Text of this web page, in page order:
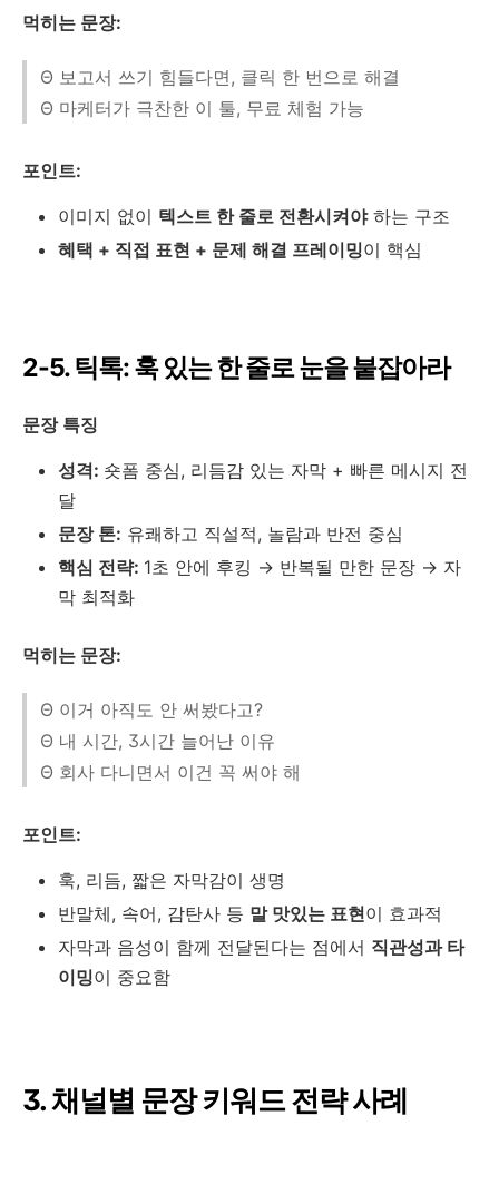
먹히는 문장:
Θ 보고서 쓰기 힘들다면, 클릭 한 번으로 해결
Θ 마케터가 극찬한 이 툴, 무료 체험 가능
포인트:
이미지 없이 텍스트 한 줄로 전환시켜야하는 구조
혜택 + 직접 표현 + 문제 해결 프레이밍이 핵심
2-5. 틱톡: 훅 있는 한 줄로 눈을 붙잡아라
문장 특징
성격: 숏폼 중심, 리듬감 있는 자막 + 빠른 메시지 전
달
문장 톤: 유쾌하고 직설적, 놀람과 반전 중심
핵심 전략: 1초 안에 후킹 → 반복될 만한 문장 → 자
막 최적화
먹히는 문장:
Θ 이거 아직도 안 써봤다고?
Θ 내 시간, 3시간 늘어난 이유
Θ 회사 다니면서 이건 꼭 써야 해
포인트:
훅, 리듬, 짧은 자막감이 생명
반말체, 속어, 감탄사 등 말 맛있는 표현이 효과적
자막과 음성이 함께 전달된다는 점에서 직관성과 타
이밍이 중요함
3. 채널별 문장 키워드 전략 사례